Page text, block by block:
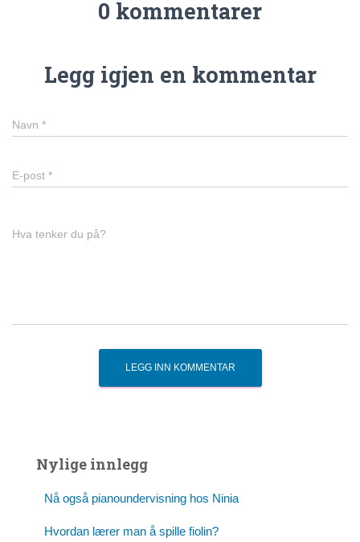
0 kommentarer
Legg igjen en kommentar
Navn *
E-post *
Hva tenker du på?
Nylige innlegg
Nå også pianoundervisning hos Ninia
Hvordan lærer man å spille fiolin?